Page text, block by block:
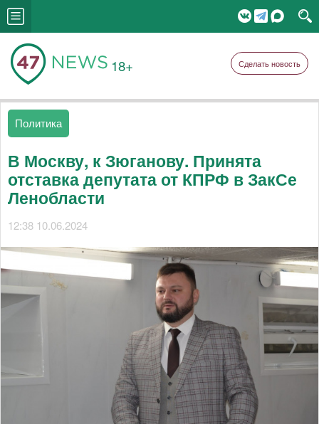
18+ Сделать новость
Политика
В Москву, к Зюганову. Принята
отставка депутата от КПРФ в ЗакСе
Ленобласти
12:38 10.06.2024